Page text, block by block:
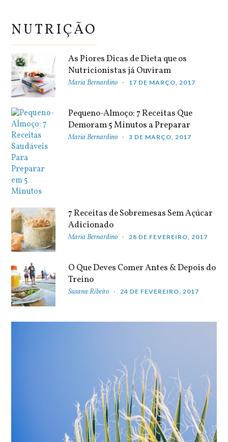
NUTRIÇÃO
As Piores Dicas de Dieta que os
Nutricionistas já Ouviram
Maria Bernardino 17 DE MARÇO, 2017
Pequeno-Almoço: 7 Receitas Que
Demoram 5 Minutos a Preparar
Maria Bernardino 3 DE MARÇO, 2017
7 Receitas de Sobremesas Sem Açúcar
Adicionado
Maria Bernardino 28 DE FEVEREIRO, 2017
O Que Deves Comer Antes & Depois do
Treino
Susana Ribeiro 24 DE FEVEREIRO, 2017